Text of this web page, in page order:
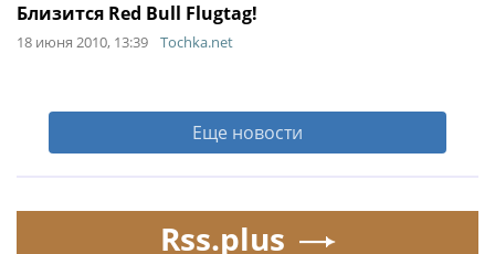
Близится Red Bull Flugtag!
18 июня 2010, 13:39 Tochka.net
Еще новости
Rss.plus